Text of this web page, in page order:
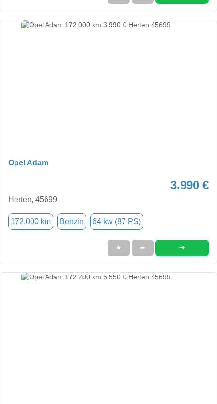
Opel Adam
3.990 €
Herten, 45699
172.000 km Benzin 64 kw (87 PS)
★ ➦ ➜